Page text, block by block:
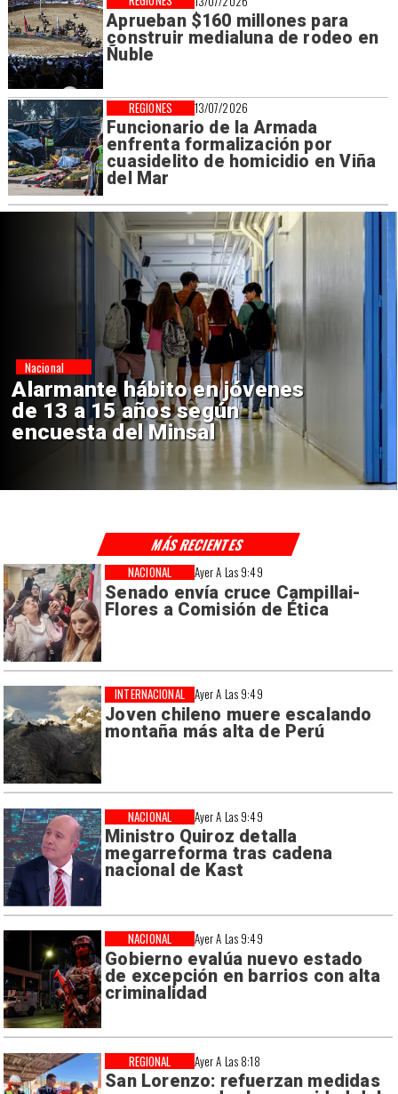
Aprueban $160 millones para
construir medialuna de rodeo en
Ñuble
13/07/2026
Funcionario de la Armada
enfrenta formalización por
cuasidelito de homicidio en Viña
del Mar
REGIONES
Aprueban creación del Parque
Sebastián Piñera con inversión
de $4 mil millones
Regiones
Ayer A Las 9:49
Senado envía cruce Campillai-
Flores a Comisión de Ética
NACIONAL
Ayer A Las 9:49
Joven chileno muere escalando
montaña más alta de Perú
INTERNACIONAL
Ayer A Las 9:49
Ministro Quiroz detalla
megarreforma tras cadena
nacional de Kast
NACIONAL
Ayer A Las 9:49
Gobierno evalúa nuevo estado
de excepción en barrios con alta
criminalidad
NACIONAL
Ayer A Las 8:18
San Lorenzo: refuerzan medidas
REGIONAL
MÁS RECIENTES